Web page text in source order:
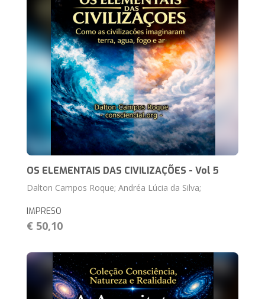
OS ELEMENTAIS DAS CIVILIZAÇÕES - Vol 5
Dalton Campos Roque; Andréa Lúcia da Silva;
IMPRESO
€ 50,10